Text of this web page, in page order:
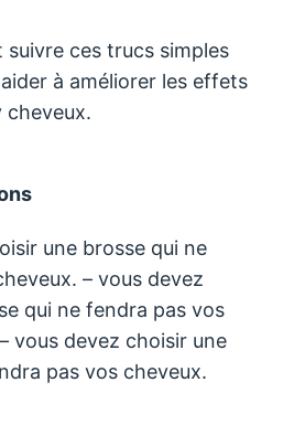
suivre ces trucs simples
à améliorer les effets
cheveux.
une brosse qui ne
– vous devez
qui ne fendra pas vos
vous devez choisir une
pas vos cheveux.